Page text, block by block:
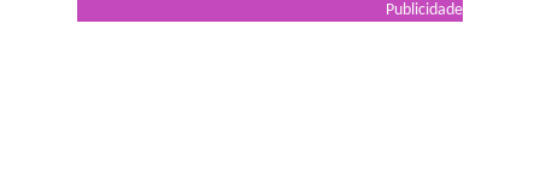
Publicidade